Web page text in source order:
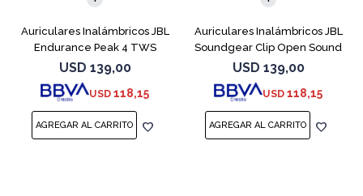
Auriculares Inalámbricos JBL
Endurance Peak 4 TWS
Negro
USD 139,00
USD 118,15
Auriculares Inalámbricos JBL
Soundgear Clip Open Sound
Blanc
USD 139,00
USD 118,15